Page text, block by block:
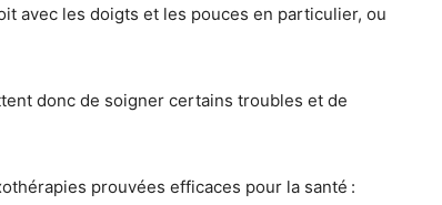
avec les doigts et les pouces en particulier, ou
donc de soigner certains troubles et de
prouvées efficaces pour la santé :